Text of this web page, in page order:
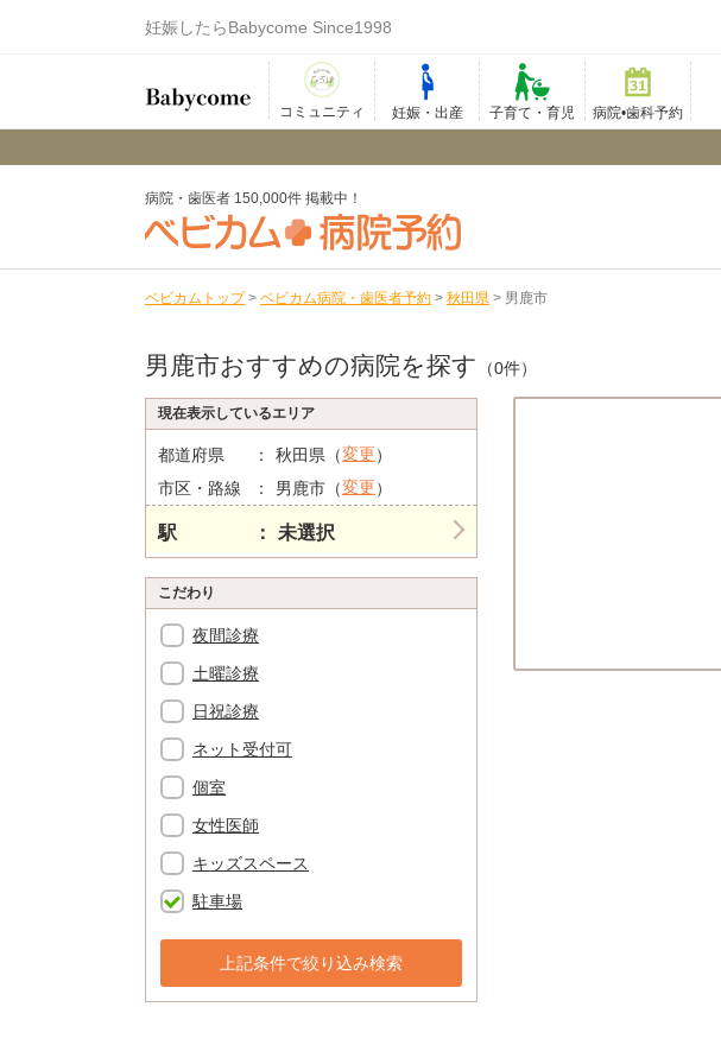
妊娠したらBabycome Since1998
コミュニティ 妊娠・出産 子育て・育児 病院•歯科予約
病院・歯医者 150,000件 掲載中！
ベビカムトップ > ベビカム病院・歯医者予約 > 秋田県 > 男鹿市
男鹿市おすすめの病院を探す （0件）
現在表示しているエリア
都道府県 秋田県（変更）
市区・路線
男鹿市（変更）
駅 未選択
こだわり
夜間診療
土曜診療
日祝診療
ネット受付可
個室
女性医師
キッズスペース
駐車場
上記条件で絞り込み検索